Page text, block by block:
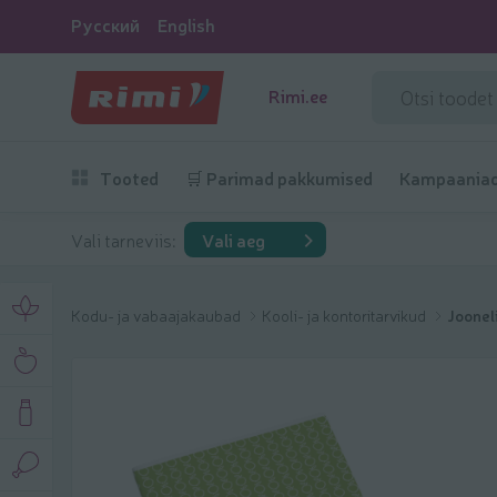
Русский English
Rimi.ee
Tooted 🛒 Parimad pakkumised
Vali tarneviis: Vali aeg
Kodu- ja vabaajakaubad Kooli- ja kontoritarvikud